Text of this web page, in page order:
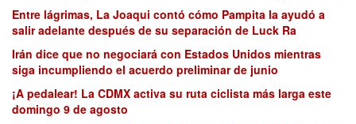
Entre lágrimas, La Joaqui contó cómo Pampita la ayudó a
salir adelante después de su separación de Luck Ra
Irán dice que no negociará con Estados Unidos mientras
siga incumpliendo el acuerdo preliminar de junio
¡A pedalear! La CDMX activa su ruta ciclista más larga este
domingo 9 de agosto